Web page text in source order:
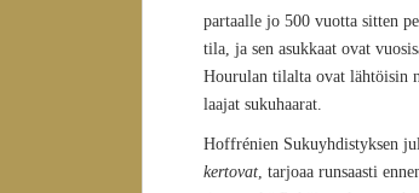
partaalle jo 500 vuotta sitten
tila, ja sen asukkaat ovat
Hourulan tilalta ovat lähtöisin
laajat sukuhaarat.
Hoffrénien Sukuyhdistyksen
kertovat, tarjoaa runsaasti